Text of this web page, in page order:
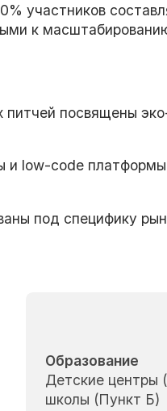
участников
к
посвящены
low-code
под специфику
Образование
Детские центры
школы (Пункт Б)